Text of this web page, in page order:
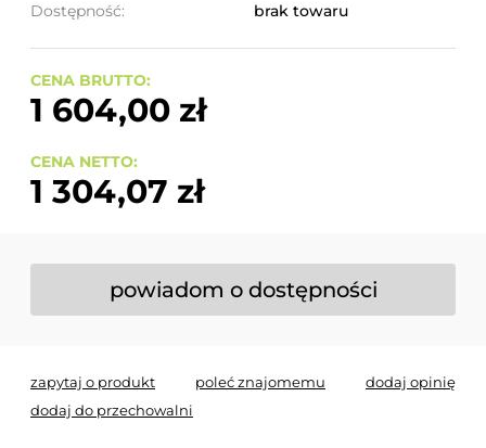
Dostępność:
brak towaru
CENA BRUTTO:
1 604,00 zł
CENA NETTO:
1 304,07 zł
powiadom o dostępności
zapytaj o produkt poleć znajomemu
dodaj opinię
dodaj do przechowalni